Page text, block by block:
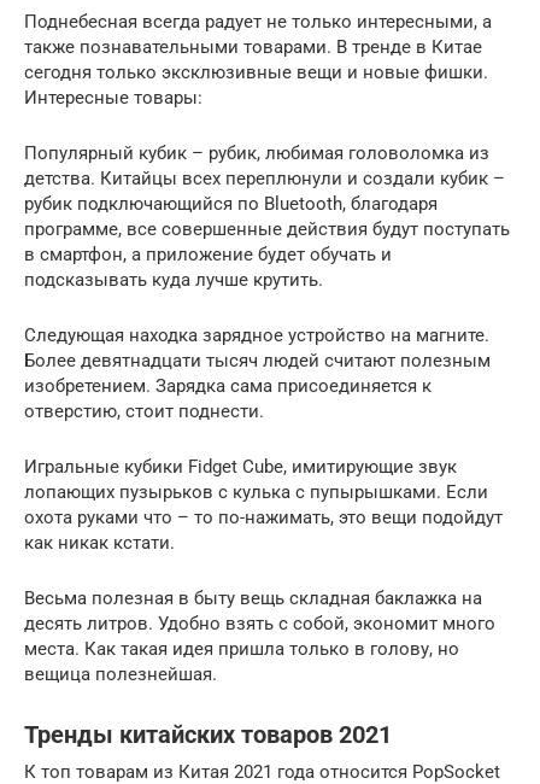
Поднебесная всегда радует не только интересными, а
также познавательными товарами. В тренде в Китае
сегодня только эксклюзивные вещи и новые фишки.
Интересные товары:
Популярный кубик – рубик, любимая головоломка из
детства. Китайцы всех переплюнули и создали кубик –
рубик подключающийся по Bluetooth, благодаря
программе, все совершенные действия будут поступать
в смартфон, а приложение будет обучать и
подсказывать куда лучше крутить.
Следующая находка зарядное устройство на магните.
Более девятнадцати тысяч людей считают полезным
изобретением. Зарядка сама присоединяется к
отверстию, стоит поднести.
Игральные кубики Fidget Cube, имитирующие звук
лопающих пузырьков с кулька с пупырышками. Если
охота руками что – то по-нажимать, это вещи подойдут
как никак кстати.
Весьма полезная в быту вещь складная баклажка на
десять литров. Удобно взять с собой, экономит много
места. Как такая идея пришла только в голову, но
вещица полезнейшая.
Тренды китайских товаров 2021
К топ товарам из Китая 2021 года относится PopSocket